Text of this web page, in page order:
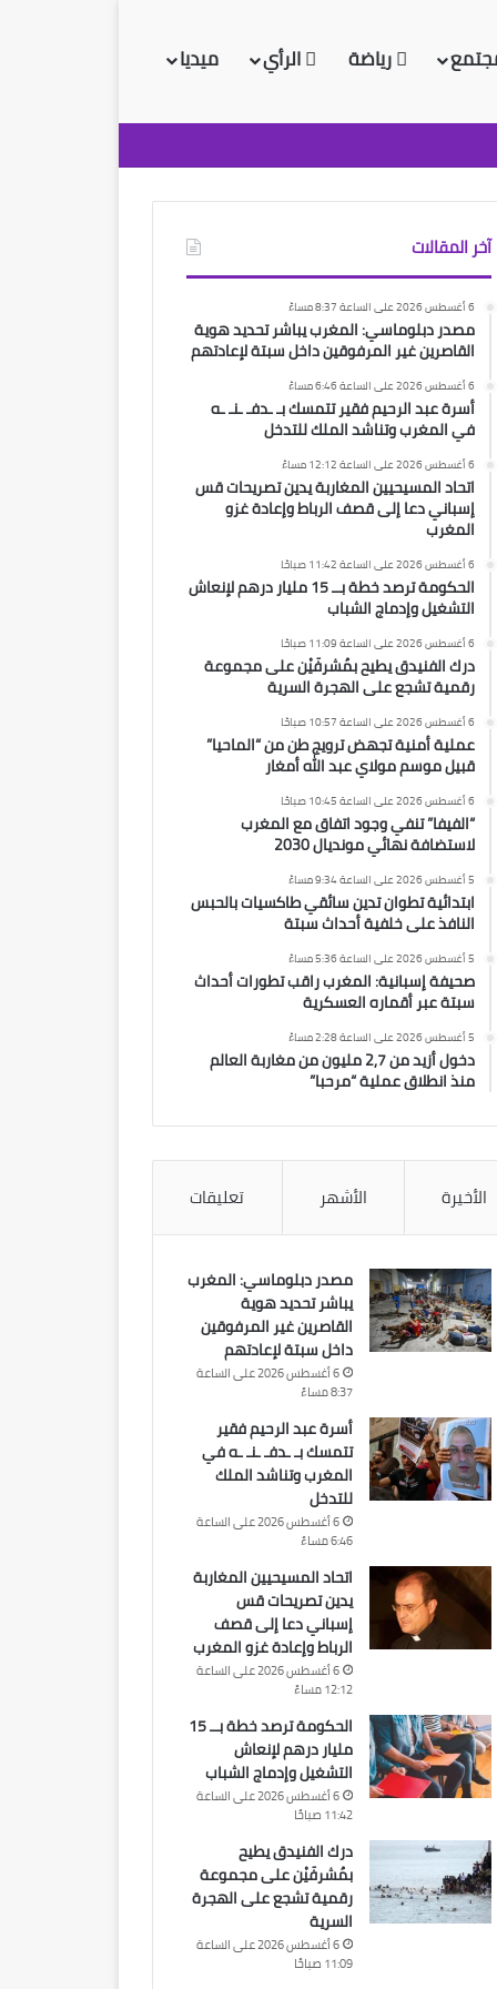
رياضة الرأي ميديا
آخر المقالات
6 أغسطس 2026 على الساعة 8:37 مساءً
مصدر دبلوماسي: المغرب يباشر تحديد هوية
القاصرين غير المرفوقين داخل سبتة لإعادتهم
6 أغسطس 2026 على الساعة 6:46 مساءً
أسرة عبد الرحيم فقير تتمسك بـ ـدفـ ـنـ ـه
في المغرب وتناشد الملك للتدخل
6 أغسطس 2026 على الساعة 12:12 مساءً
اتحاد المسيحيين المغاربة يدين تصريحات قس
إسباني دعا إلى قصف الرباط وإعادة غزو
المغرب
6 أغسطس 2026 على الساعة 11:42 صباحًا
الحكومة ترصد خطة بــ 15 مليار درهم لإنعاش
التشغيل وإدماج الشباب
6 أغسطس 2026 على الساعة 11:09 صباحًا
درك الفنيدق يطيح بمُشرفَيْن على مجموعة
رقمية تشجع على الهجرة السرية
6 أغسطس 2026 على الساعة 10:57 صباحًا
عملية أمنية تجهض ترويج طن من “الماحيا”
قبيل موسم مولاي عبد الله أمغار
6 أغسطس 2026 على الساعة 10:45 صباحًا
“الفيفا” تنفي وجود اتفاق مع المغرب
لاستضافة نهائي مونديال 2030
5 أغسطس 2026 على الساعة 9:34 مساءً
ابتدائية تطوان تدين سائقي طاكسيات بالحبس
النافذ على خلفية أحداث سبتة
5 أغسطس 2026 على الساعة 5:36 مساءً
صحيفة إسبانية: المغرب راقب تطورات أحداث
سبتة عبر أقماره العسكرية
5 أغسطس 2026 على الساعة 2:28 مساءً
دخول أزيد من 2,7 مليون من مغاربة العالم
منذ انطلاق عملية “مرحبا”
الأخيرة الأشهر تعليقات
مصدر دبلوماسي: المغرب
يباشر تحديد هوية
القاصرين غير المرفوقين
داخل سبتة لإعادتهم
6 أغسطس 2026 على الساعة
8:37 مساءً
أسرة عبد الرحيم فقير
تتمسك بـ ـدفـ ـنـ ـه في
المغرب وتناشد الملك
للتدخل
6 أغسطس 2026 على الساعة
6:46 مساءً
اتحاد المسيحيين المغاربة
يدين تصريحات قس
إسباني دعا إلى قصف
الرباط وإعادة غزو المغرب
6 أغسطس 2026 على الساعة
12:12 مساءً
الحكومة ترصد خطة بــ 15
مليار درهم لإنعاش
التشغيل وإدماج الشباب
6 أغسطس 2026 على الساعة
11:42 صباحًا
درك الفنيدق يطيح
بمُشرفَيْن على مجموعة
رقمية تشجع على الهجرة
السرية
6 أغسطس 2026 على الساعة
11:09 صباحًا